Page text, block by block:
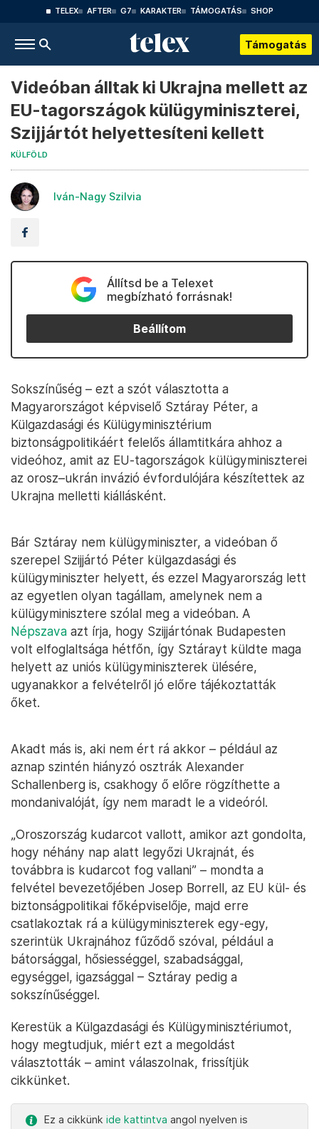
TELEX AFTER G7 KARAKTER TÁMOGATÁS SHOP
Támogatás
Videóban álltak ki Ukrajna mellett az
EU-tagországok külügyminiszterei,
Szijjártót helyettesíteni kellett
KÜLFÖLD
Iván-Nagy Szilvia
Állítsd be a Telexet
megbízható forrásnak!
Beállítom
Sokszínűség – ezt a szót választotta a
Magyarországot képviselő Sztáray Péter, a
Külgazdasági és Külügyminisztérium
biztonságpolitikáért felelős államtitkára ahhoz a
videóhoz, amit az EU-tagországok külügyminiszterei
az orosz–ukrán invázió évfordulójára készítettek az
Ukrajna melletti kiállásként.
Bár Sztáray nem külügyminiszter, a videóban ő
szerepel Szijjártó Péter külgazdasági és
külügyminiszter helyett, és ezzel Magyarország lett
az egyetlen olyan tagállam, amelynek nem a
külügyminisztere szólal meg a videóban. A
Népszava azt írja, hogy Szijjártónak Budapesten
volt elfoglaltsága hétfőn, így Sztárayt küldte maga
helyett az uniós külügyminiszterek ülésére,
ugyanakkor a felvételről jó előre tájékoztatták
őket.
Akadt más is, aki nem ért rá akkor – például az
aznap szintén hiányzó osztrák Alexander
Schallenberg is, csakhogy ő előre rögzíthette a
mondanivalóját, így nem maradt le a videóról.
„Oroszország kudarcot vallott, amikor azt gondolta,
hogy néhány nap alatt legyőzi Ukrajnát, és
továbbra is kudarcot fog vallani” – mondta a
felvétel bevezetőjében Josep Borrell, az EU kül- és
biztonságpolitikai főképviselője, majd erre
csatlakoztak rá a külügyminiszterek egy-egy,
szerintük Ukrajnához fűződő szóval, például a
bátorsággal, hősiességgel, szabadsággal,
egységgel, igazsággal – Sztáray pedig a
sokszínűséggel.
Kerestük a Külgazdasági és Külügyminisztériumot,
hogy megtudjuk, miért ezt a megoldást
választották – amint válaszolnak, frissítjük
cikkünket.
Ez a cikkünk ide kattintva angol nyelven is